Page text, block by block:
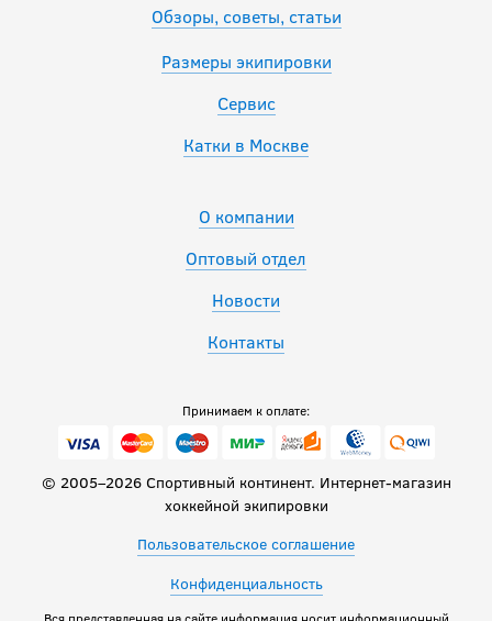
Обзоры, советы, статьи
Размеры экипировки
Сервис
Катки в Москве
О компании
Оптовый отдел
Новости
Контакты
Принимаем к оплате:
© 2005–2026 Спортивный континент. Интернет-магазин
хоккейной экипировки
Пользовательское соглашение
Конфиденциальность